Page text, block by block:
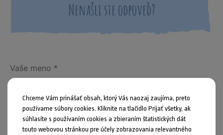
Nenašli ste odpoveď?
Chceme Vám prinášať obsah, ktorý Vás naozaj zaujíma, preto
používame súbory cookies. Kliknite na tlačidlo Prijať všetky, ak
súhlasíte s používaním cookies a zbieraním štatistických dát
touto webovou stránkou pre účely zobrazovania relevantného